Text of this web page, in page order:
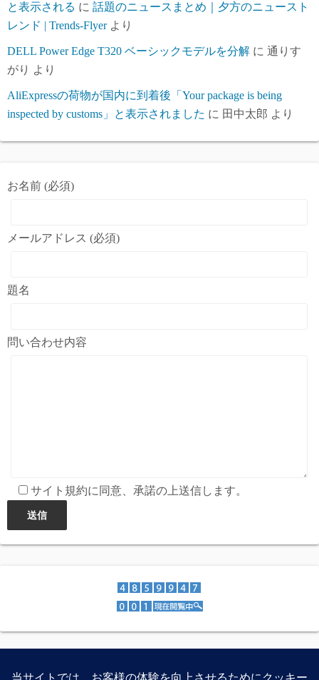
と表示される に 話題のニュースまとめ｜夕方のニュースト
レンド | Trends-Flyerより
DELL Power Edge T320 ベーシックモデルを分解 に 通りす
がり より
AliExpressの荷物が国内に到着後「Your package is being
inspected by customs」と表示されました に 田中太郎 より
お名前 (必須)
メールアドレス (必須)
題名
問い合わせ内容
サイト規約に同意、承諾の上送信します。